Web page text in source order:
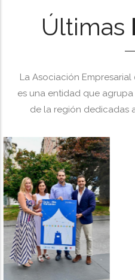
Últimas
La Asociación
es una entidad que
de la región dedicadas